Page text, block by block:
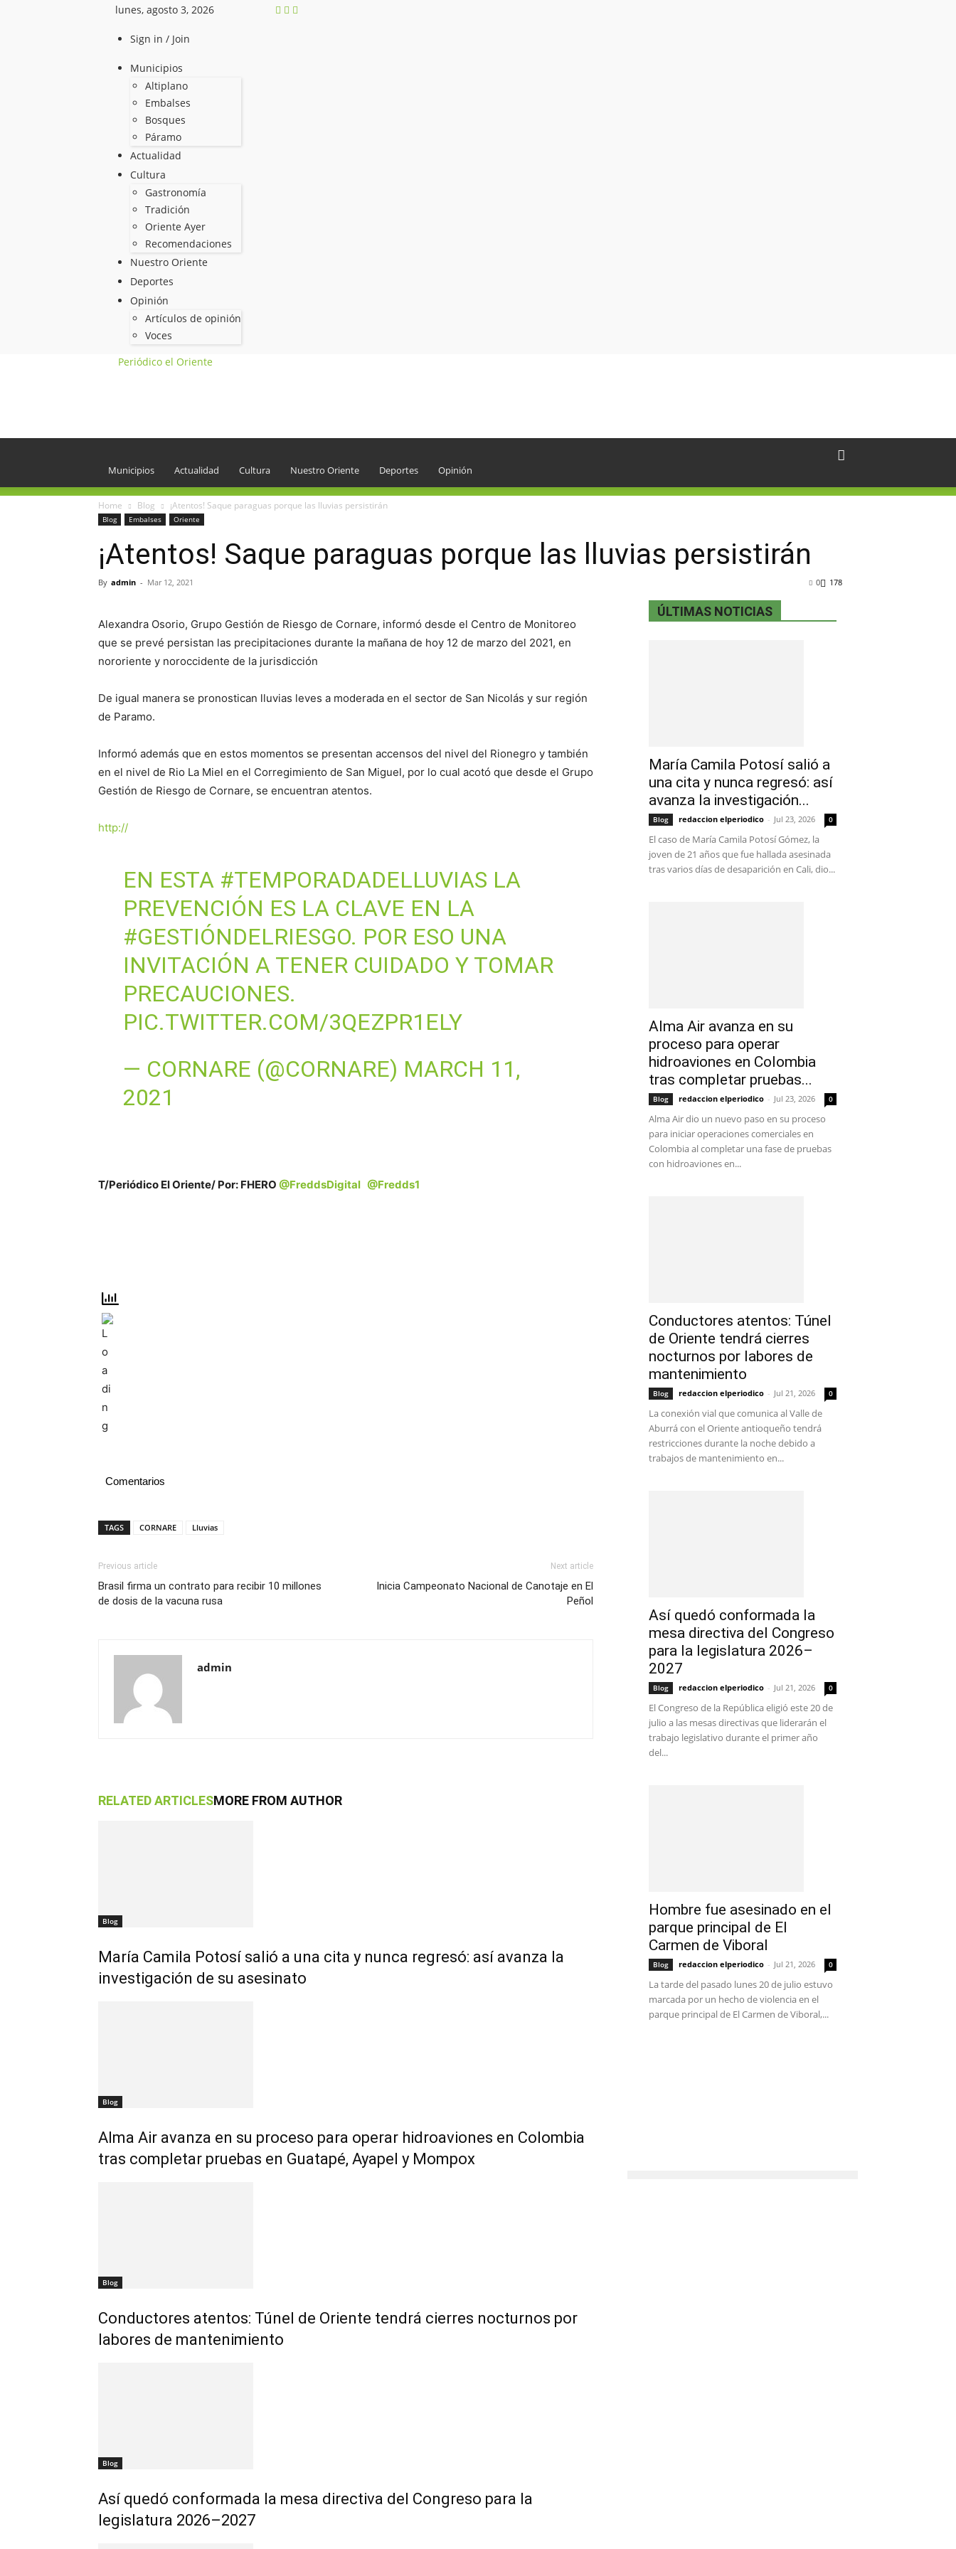
lunes, agosto 3, 2026
Sign in / Join
Municipios
Altiplano
Embalses
Bosques
Páramo
Actualidad
Cultura
Gastronomía
Tradición
Oriente Ayer
Recomendaciones
Nuestro Oriente
Deportes
Opinión
Artículos de opinión
Voces
Periódico el Oriente
Municipios Actualidad Cultura Nuestro Oriente Deportes Opinión
Home Blog ¡Atentos! Saque paraguas porque las lluvias persistirán
Blog Embalses Oriente
¡Atentos! Saque paraguas porque las lluvias persistirán
By admin - Mar 12, 2021 178
0
Alexandra Osorio, Grupo Gestión de Riesgo de Cornare, informó desde el Centro de Monitoreo
que se prevé persistan las precipitaciones durante la mañana de hoy 12 de marzo del 2021, en
nororiente y noroccidente de la jurisdicción
De igual manera se pronostican lluvias leves a moderada en el sector de San Nicolás y sur región
de Paramo.
Informó además que en estos momentos se presentan accensos del nivel del Rionegro y también
en el nivel de Rio La Miel en el Corregimiento de San Miguel, por lo cual acotó que desde el Grupo
Gestión de Riesgo de Cornare, se encuentran atentos.
http://
EN ESTA #TEMPORADADELLUVIAS LA
PREVENCIÓN ES LA CLAVE EN LA
#GESTIÓNDELRIESGO. POR ESO UNA
INVITACIÓN A TENER CUIDADO Y TOMAR
PRECAUCIONES.
PIC.TWITTER.COM/3QEZPR1ELY
— CORNARE (@CORNARE) MARCH 11,
2021
T/Periódico El Oriente/ Por: FHERO @FreddsDigital @Fredds1
Comentarios
TAGS CORNARE Lluvias
Previous article
Brasil firma un contrato para recibir 10 millones
de dosis de la vacuna rusa
Next article
Inicia Campeonato Nacional de Canotaje en El
Peñol
admin
RELATED ARTICLESMORE FROM AUTHOR
Blog
María Camila Potosí salió a una cita y nunca regresó: así avanza la
investigación de su asesinato
Blog
Alma Air avanza en su proceso para operar hidroaviones en Colombia
tras completar pruebas en Guatapé, Ayapel y Mompox
Blog
Conductores atentos: Túnel de Oriente tendrá cierres nocturnos por
labores de mantenimiento
Blog
Así quedó conformada la mesa directiva del Congreso para la
legislatura 2026–2027
ÚLTIMAS NOTICIAS
María Camila Potosí salió a
una cita y nunca regresó: así
avanza la investigación...
Blog redaccion elperiodico - Jul 23, 2026 0
El caso de María Camila Potosí Gómez, la
joven de 21 años que fue hallada asesinada
tras varios días de desaparición en Cali, dio...
Alma Air avanza en su
proceso para operar
hidroaviones en Colombia
tras completar pruebas...
Blog redaccion elperiodico - Jul 23, 2026 0
Alma Air dio un nuevo paso en su proceso
para iniciar operaciones comerciales en
Colombia al completar una fase de pruebas
con hidroaviones en...
Conductores atentos: Túnel
de Oriente tendrá cierres
nocturnos por labores de
mantenimiento
Blog redaccion elperiodico - Jul 21, 2026 0
La conexión vial que comunica al Valle de
Aburrá con el Oriente antioqueño tendrá
restricciones durante la noche debido a
trabajos de mantenimiento en...
Así quedó conformada la
mesa directiva del Congreso
para la legislatura 2026–
2027
Blog redaccion elperiodico - Jul 21, 2026 0
El Congreso de la República eligió este 20 de
julio a las mesas directivas que liderarán el
trabajo legislativo durante el primer año
del...
Hombre fue asesinado en el
parque principal de El
Carmen de Viboral
Blog redaccion elperiodico - Jul 21, 2026 0
La tarde del pasado lunes 20 de julio estuvo
marcada por un hecho de violencia en el
parque principal de El Carmen de Viboral,...